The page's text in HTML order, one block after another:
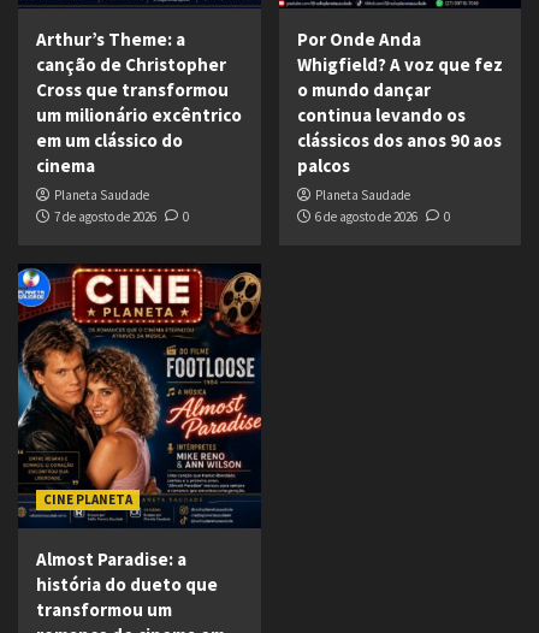
Arthur’s Theme: a
canção de Christopher
Cross que transformou
um milionário excêntrico
em um clássico do
cinema
Planeta Saudade
7 de agosto de 2026
0
Por Onde Anda
Whigfield? A voz que fez
o mundo dançar
continua levando os
clássicos dos anos 90 aos
palcos
Planeta Saudade
6 de agosto de 2026
0
CINE PLANETA
Almost Paradise: a
história do dueto que
transformou um